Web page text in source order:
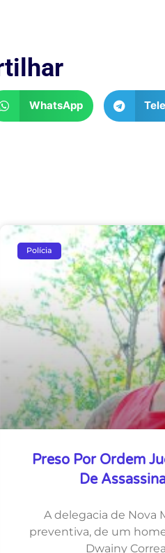
WhatsApp
Polícia
Preso Por Ordem
De
A delegacia de
preventiva, de um
Dwainy